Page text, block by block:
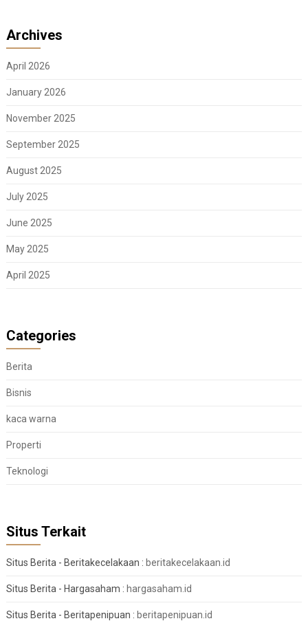
Archives
April 2026
January 2026
November 2025
September 2025
August 2025
July 2025
June 2025
May 2025
April 2025
Categories
Berita
Bisnis
kaca warna
Properti
Teknologi
Situs Terkait
Situs Berita - Beritakecelakaan : beritakecelakaan.id
Situs Berita - Hargasaham : hargasaham.id
Situs Berita - Beritapenipuan : beritapenipuan.id